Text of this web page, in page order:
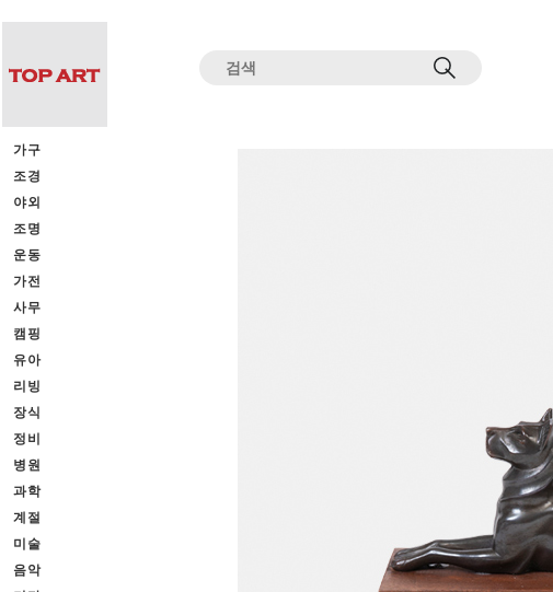
가구
조경
야외
조명
운동
가전
사무
캠핑
유아
리빙
장식
정비
병원
과학
계절
미술
음악